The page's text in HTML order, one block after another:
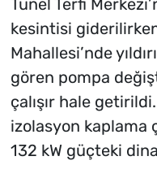
Tünel Terfi
kesintisi
Mahallesi’nde
gören pompa
çalışır hale
izolasyon kaplama
132 kW güçteki